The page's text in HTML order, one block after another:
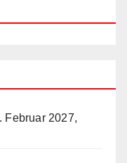
Februar 2027,